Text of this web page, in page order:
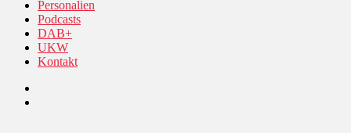
Personalien
Podcasts
DAB+
UKW
Kontakt